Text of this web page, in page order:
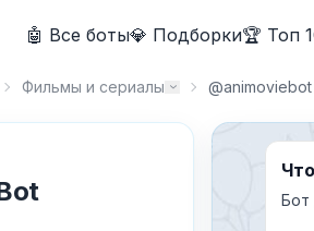
🤖 Все боты💎 Подборки🏆 Топ
Фильмы и сериалы @animoviebot
Бот